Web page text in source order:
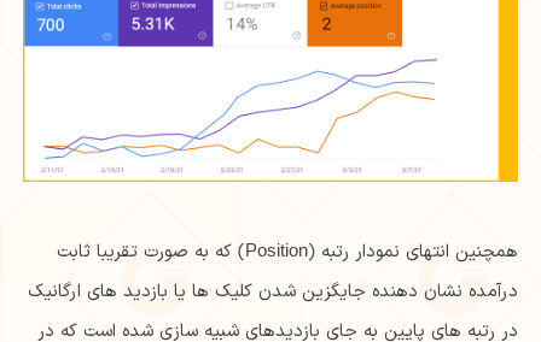
همچنین انتهای نمودار رتبه (Position) که به صورت تقریبا ثابت
درآمده نشان دهنده جایگزین شدن کلیک ها یا بازدید های ارگانیک
در رتبه های پایین به جای بازدیدهای شبیه سازی شده است که در